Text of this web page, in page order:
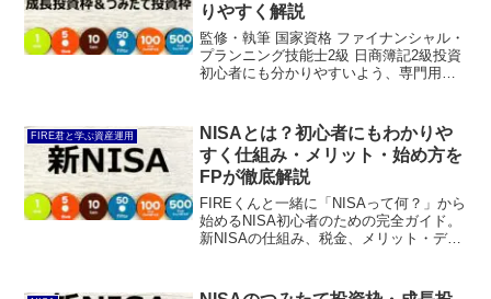
りやすく解説
監修・執筆 国家資格 ファイナンシャル・
プランニング技能士2級 日商簿記2級投資
初心者にも分かりやすいよう、専門用語
ず結論からお伝えします。アメリカ経済
の成長を信...
FIRE君と学ぶ資産運用
NISAとは？初心者にもわかりや
すく仕組み・メリット・始め方を
FPが徹底解説
FIREくんと一緒に「NISAって何？」から
始めるNISA初心者のための完全ガイド。
新NISAの仕組み、税金、メリット・デメ
FP2級が詳しく紹介します。